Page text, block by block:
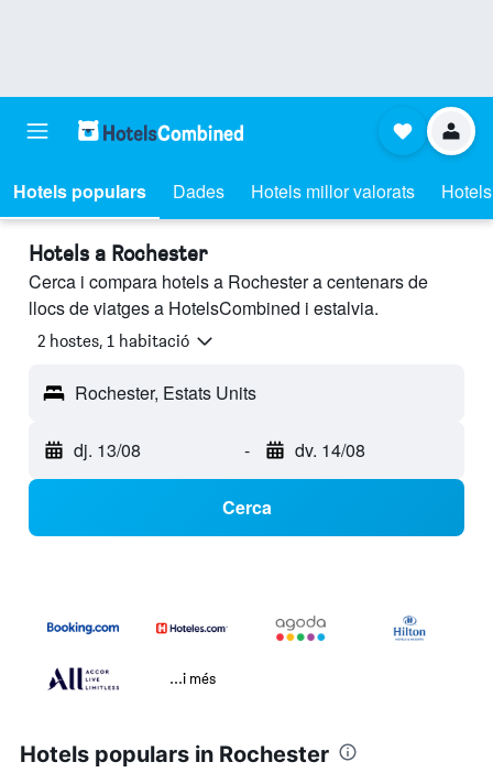
Hotels populars Dades Hotels millor valorats
Hotels a Rochester
Cerca i compara hotels a Rochester a centenars de
llocs de viatges a HotelsCombined i estalvia.
2 hostes, 1 habitació
Rochester, Estats Units
dj. 13/08 - dv. 14/08
Cerca
...i més
Hotels populars in Rochester